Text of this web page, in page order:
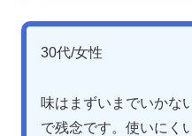
30代/女性
味はまずいまでいかな
で残念です。使いにく